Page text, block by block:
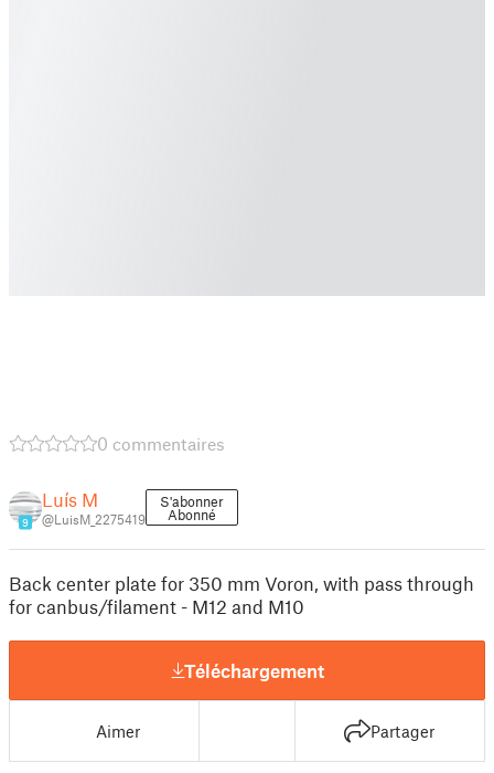
0 commentaires
9
Luís M
@LuisM_2275419
S'abonner
Abonné
Back center plate for 350 mm Voron, with pass through
for canbus/filament - M12 and M10
Téléchargement
Aimer Partager